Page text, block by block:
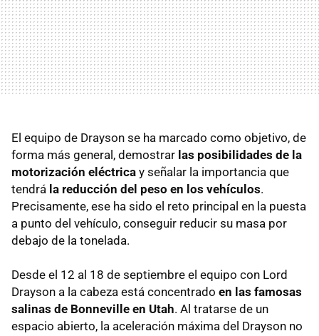
El equipo de Drayson se ha marcado como objetivo, de
forma más general, demostrar las posibilidades de la
motorización eléctrica y señalar la importancia que
tendrá la reducción del peso en los vehículos.
Precisamente, ese ha sido el reto principal en la puesta
a punto del vehículo, conseguir reducir su masa por
debajo de la tonelada.
Desde el 12 al 18 de septiembre el equipo con Lord
Drayson a la cabeza está concentrado en las famosas
salinas de Bonneville en Utah. Al tratarse de un
espacio abierto, la aceleración máxima del Drayson no